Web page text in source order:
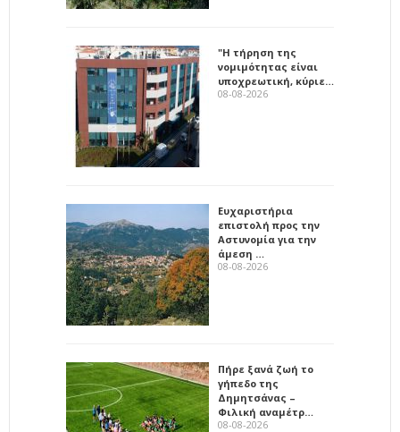
"Η τήρηση της
νομιμότητας είναι
υποχρεωτική, κύριε…
08-08-2026
Ευχαριστήρια
επιστολή προς την
Αστυνομία για την
άμεση …
08-08-2026
Πήρε ξανά ζωή το
γήπεδο της
Δημητσάνας –
Φιλική αναμέτρ…
08-08-2026